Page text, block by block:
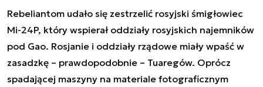
Rebeliantom udało się zestrzelić rosyjski śmigłowiec
Mi-24P, który wspierał oddziały rosyjskich najemników
pod Gao. Rosjanie i oddziały rządowe miały wpaść w
zasadzkę – prawdopodobnie – Tuaregów. Oprócz
spadającej maszyny na materiale fotograficznym